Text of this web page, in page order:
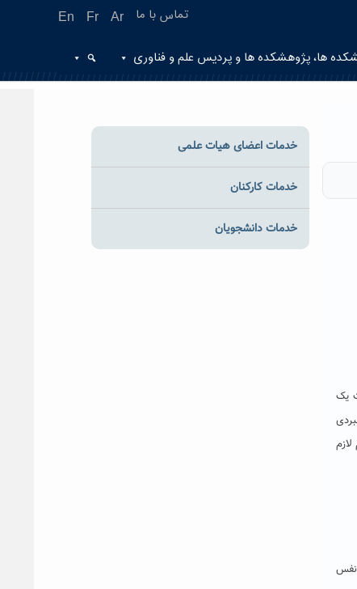
En Fr Ar تماس با ما
ها، پژوهشکده ها و پردیس علم و فناوری
یک
نفس
خدمات اعضای هیات علمی
خدمات کارکنان
خدمات دانشجویان